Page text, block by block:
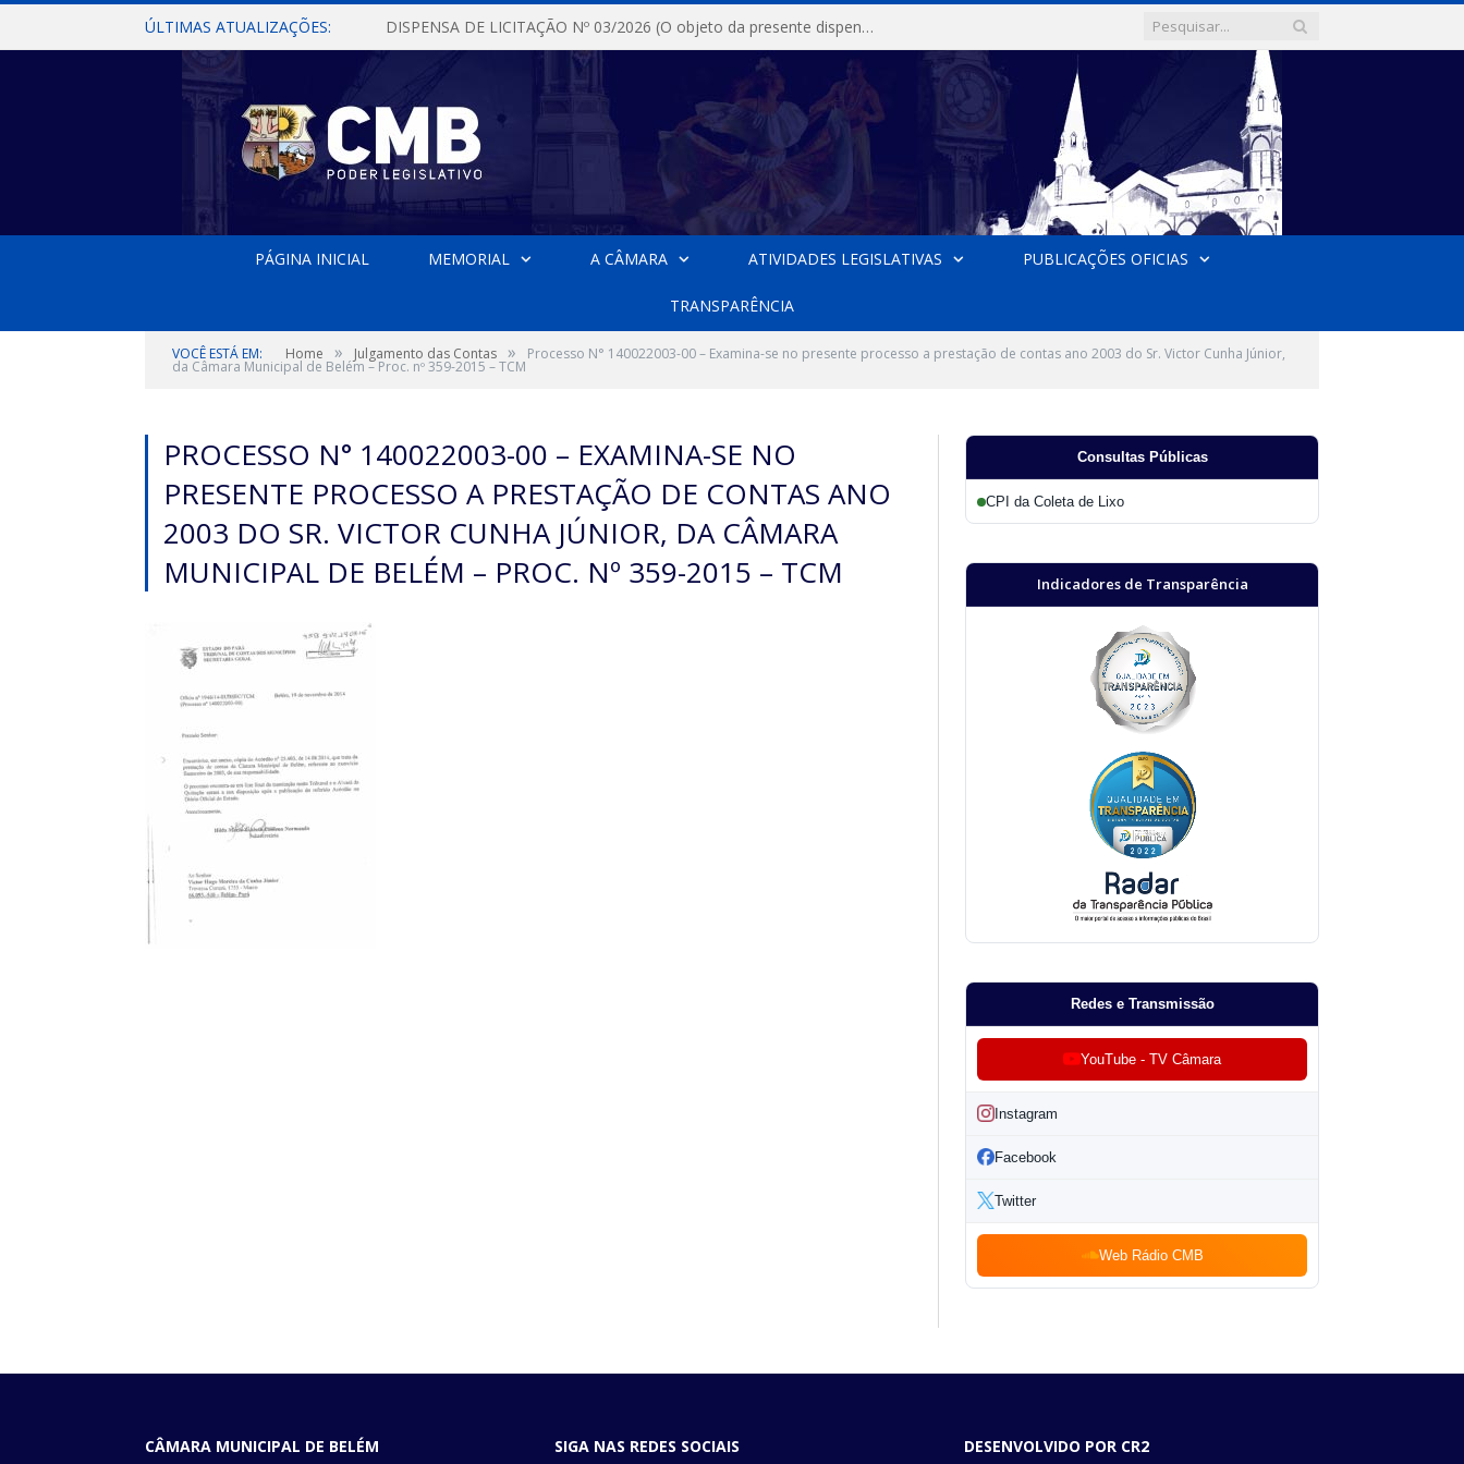
ÚLTIMAS ATUALIZAÇÕES: DISPENSA DE LICITAÇÃO Nº 03/2026 (O objeto da presente dispensa é a escolha da proposta mais vantajosa para a aquisição, de aparelhos de ar condicionado, tipo Split, com material de instalação e fogão industrial, conforme condições, quantidades e exigências estabelecidas no termo de referencia e neste aviso de contratação direta e seus anexos)
PÁGINA INICIAL MEMORIAL A CÂMARA ATIVIDADES LEGISLATIVAS PUBLICAÇÕES OFICIAS
TRANSPARÊNCIA
VOCÊ ESTÁ EM: Home » Julgamento das Contas » Processo N° 140022003-00 – Examina-se no presente processo a prestação de contas ano 2003 do Sr. Victor Cunha Júnior,
da Câmara Municipal de Belém – Proc. nº 359-2015 – TCM
PROCESSO N° 140022003-00 – EXAMINA-SE NO
PRESENTE PROCESSO A PRESTAÇÃO DE CONTAS ANO
2003 DO SR. VICTOR CUNHA JÚNIOR, DA CÂMARA
MUNICIPAL DE BELÉM – PROC. Nº 359-2015 – TCM
Consultas Públicas
CPI da Coleta de Lixo
Indicadores de Transparência
Redes e Transmissão
YouTube - TV Câmara
Instagram
Facebook
Twitter
Web Rádio CMB
CÂMARA MUNICIPAL DE BELÉM SIGA NAS REDES SOCIAIS DESENVOLVIDO POR CR2